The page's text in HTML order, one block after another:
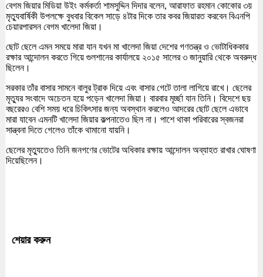
বেগম জিয়ার মিডিয়া উইং কর্মকর্তা শামসুদ্দিন দিদার বলেন, আরাফাত রহমান কোকোর ৩য়
মৃত্যুবার্ষিকী উপলক্ষে বুধবার বিকেল সাড়ে ৪টার দিকে তার কবর জিয়ারত করবেন বিএনপি
চেয়ারপারসন বেগম খালেদা জিয়া।
ছোট ছেলে এমন সময়ে মারা যান যখন মা খালেদা জিয়া দেশের গণতন্ত্র ও ভোটাধিককার
রক্ষার আন্দোলন করতে গিয়ে গুলশানের কার্যালয়ে ২০১৫ সালের ৩ জানুয়ারি থেকে অবরুদ্ধ
ছিলেন।
সরকার তাঁর বাসার সামনে বালুর ট্রাক দিয়ে এবং বাসার গেটে তালা লাগিয়ে রাখে। ছেলের
মৃত্যুর সংবাদে অচেতন হয়ে পড়েন খালেদা জিয়া। বারবার মূর্চ্ছা যান তিনি। বিদেশে ছয়
বছরেরও বেশি সময় ধরে চিকিৎসার জন্য অবস্থান করলেও আদরের ছোট ছেলে এভাবে
মারা যাবেন এমনটি খালেদা জিয়ার কল্পনাতেও ছিল না। পাশে থাকা পরিবারের স্বজনরা
সান্ত্বনা দিতে গেলেও তাঁকে থামানো যায়নি।
ছেলের মৃত্যুতেও তিনি জনগণের ভোটের অধিকার রক্ষায় আন্দোলন অব্যাহত রাখার ঘোষণা
দিয়েছিলেন।
শেয়ার করুন